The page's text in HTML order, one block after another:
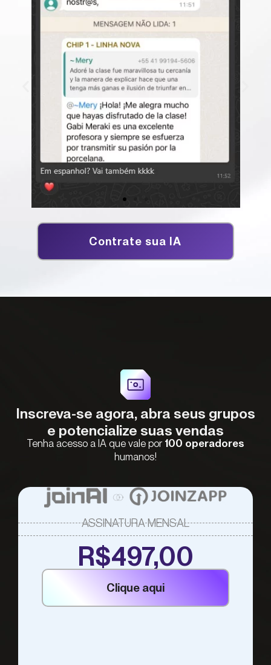
Contrate sua IA
Inscreva-se agora, abra seus grupos
e potencialize suas vendas
Tenha acesso a IA que vale por 100 operadores
humanos!
ASSINATURA MENSAL
R$497,00
Clique aqui